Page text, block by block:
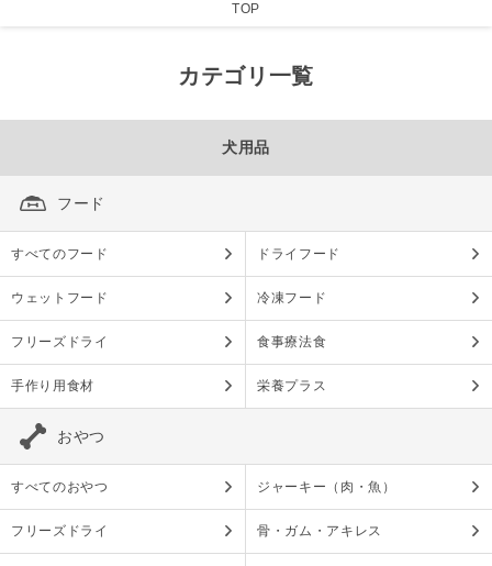
TOP
カテゴリ一覧
犬用品
フード
すべてのフード ドライフード
ウェットフード 冷凍フード
フリーズドライ 食事療法食
手作り用食材 栄養プラス
おやつ
すべてのおやつ ジャーキー（肉・魚）
フリーズドライ 骨・ガム・アキレス